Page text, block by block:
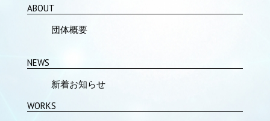
ABOUT
団体概要
NEWS
新着お知らせ
WORKS